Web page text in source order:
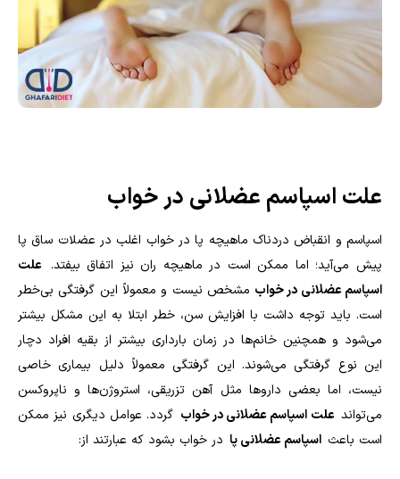
علت اسپاسم عضلانی در خواب
اسپاسم و انقباض دردناک ماهیچه پا در خواب اغلب در عضلات ساق پا
پیش می‌آید؛ اما ممکن است در ماهیچه ران نیز اتفاق بیفتد. علت
اسپاسم عضلانی در خواب مشخص نیست و معمولاً این گرفتگی بی‌خطر
است. باید توجه داشت با افزایش سن، خطر ابتلا به این مشکل بیشتر
می‌شود و همچنین خانم‌ها در زمان بارداری بیشتر از بقیه افراد دچار
این نوع گرفتگی می‌شوند. این گرفتگی معمولاً دلیل بیماری خاصی
نیست، اما بعضی داروها مثل آهن تزریقی، استروژن‌ها و ناپروکسن
می‌تواند علت اسپاسم عضلانی در خواب گردد. عوامل دیگری نیز ممکن
است باعث اسپاسم عضلانی پا در خواب بشود که عبارتند از: